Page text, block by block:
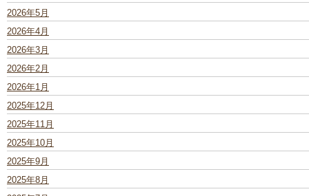
2026年5月
2026年4月
2026年3月
2026年2月
2026年1月
2025年12月
2025年11月
2025年10月
2025年9月
2025年8月